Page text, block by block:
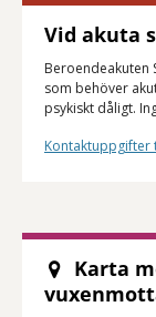
Vid akuta
Beroendeakuten
som behöver
psykiskt dåligt.
Kontaktuppgifter
Karta